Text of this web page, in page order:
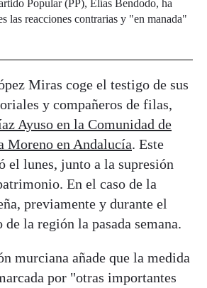
Popular (PP), Elías Bendodo, ha
las reacciones contrarias y "en manada"
Miras coge el testigo de sus
y compañeros de filas,
Ayuso en la Comunidad de
Moreno en Andalucía. Este
el lunes, junto a la supresión
En el caso de la
previamente y durante el
de la región la pasada semana.
murciana añade que la medida
por "otras importantes